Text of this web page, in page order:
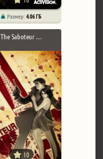
Размер:4.06 ГБ
The Saboteur …
10